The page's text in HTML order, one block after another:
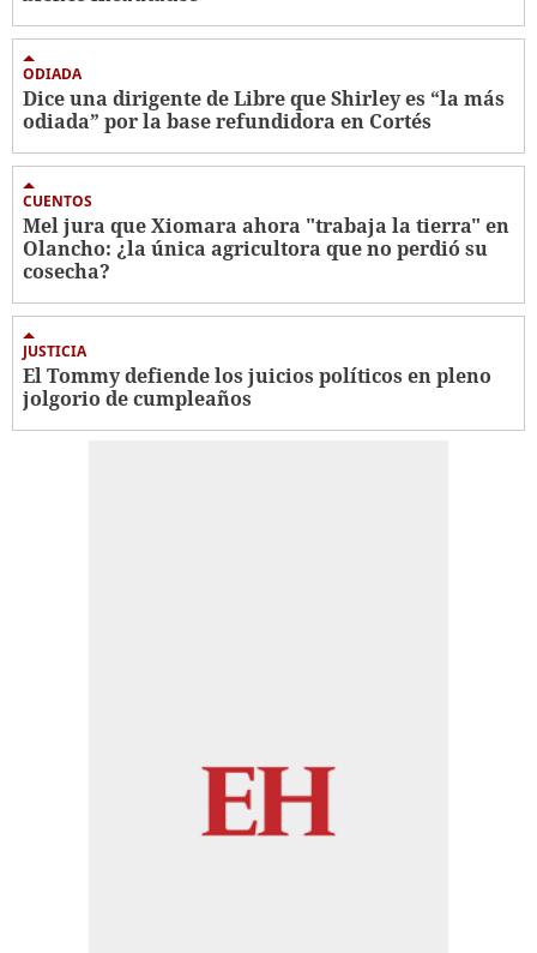
ODIADA
Dice una dirigente de Libre que Shirley es “la más
odiada” por la base refundidora en Cortés
CUENTOS
Mel jura que Xiomara ahora "trabaja la tierra" en
Olancho: ¿la única agricultora que no perdió su
cosecha?
JUSTICIA
El Tommy defiende los juicios políticos en pleno
jolgorio de cumpleaños